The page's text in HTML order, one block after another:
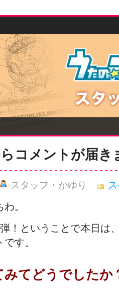
コメントが届き
スタッフ・かゆり
。
！ということで本日は
す。
みてどうでしたか